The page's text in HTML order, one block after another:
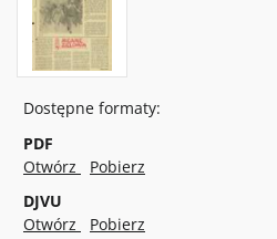
Dostępne formaty:
PDF
Otwórz
Pobierz
DJVU
Otwórz
Pobierz